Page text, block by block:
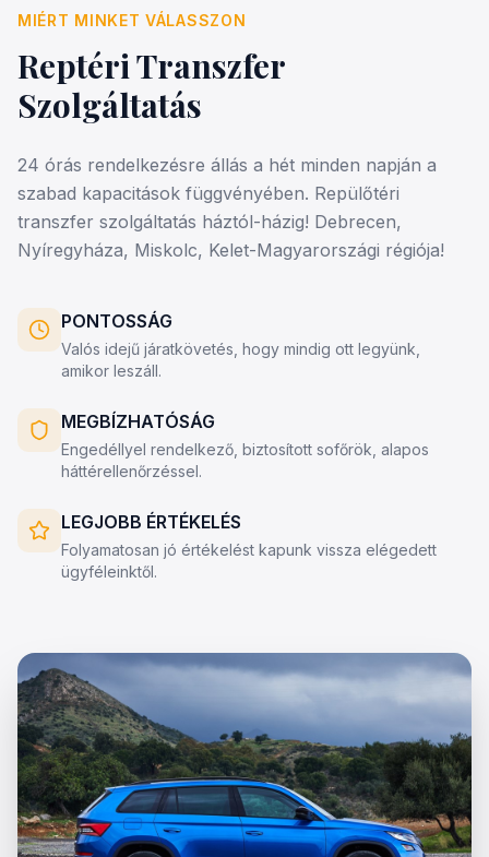
MIÉRT MINKET VÁLASSZON
Reptéri Transzfer
Szolgáltatás
24 órás rendelkezésre állás a hét minden napján a
szabad kapacitások függvényében. Repülőtéri
transzfer szolgáltatás háztól-házig! Debrecen,
Nyíregyháza, Miskolc, Kelet-Magyarországi régiója!
PONTOSSÁG
Valós idejű járatkövetés, hogy mindig ott legyünk,
amikor leszáll.
MEGBÍZHATÓSÁG
Engedéllyel rendelkező, biztosított sofőrök, alapos
háttérellenőrzéssel.
LEGJOBB ÉRTÉKELÉS
Folyamatosan jó értékelést kapunk vissza elégedett
ügyféleinktől.